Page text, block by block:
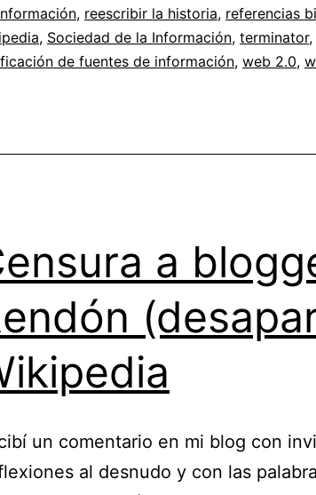
, reescribir la historia, referencias
, Sociedad de la Información, terminator,
de fuentes de información, web 2.0,
a
un comentario en mi blog con
al desnudo y con las